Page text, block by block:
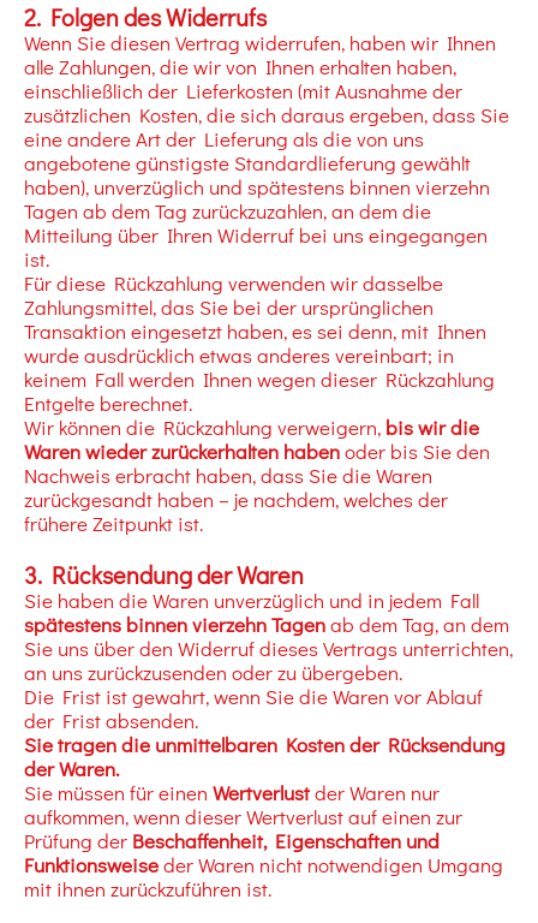
2. Folgen des Widerrufs
Wenn Sie diesen Vertrag widerrufen, haben wir Ihnen
alle Zahlungen, die wir von Ihnen erhalten haben,
einschließlich der Lieferkosten (mit Ausnahme der
zusätzlichen Kosten, die sich daraus ergeben, dass Sie
eine andere Art der Lieferung als die von uns
angebotene günstigste Standardlieferung gewählt
haben), unverzüglich und spätestens binnen vierzehn
Tagen ab dem Tag zurückzuzahlen, an dem die
Mitteilung über Ihren Widerruf bei uns eingegangen
ist.
Für diese Rückzahlung verwenden wir dasselbe
Zahlungsmittel, das Sie bei der ursprünglichen
Transaktion eingesetzt haben, es sei denn, mit Ihnen
wurde ausdrücklich etwas anderes vereinbart; in
keinem Fall werden Ihnen wegen dieser Rückzahlung
Entgelte berechnet.
Wir können die Rückzahlung verweigern, bis wir die
Waren wieder zurückerhalten habenoder bis Sie den
Nachweis erbracht haben, dass Sie die Waren
zurückgesandt haben – je nachdem, welches der
frühere Zeitpunkt ist.
3. Rücksendung der Waren
Sie haben die Waren unverzüglich und in jedem Fall
spätestens binnen vierzehn Tagenab dem Tag, an dem
Sie uns über den Widerruf dieses Vertrags unterrichten,
an uns zurückzusenden oder zu übergeben.
Die Frist ist gewahrt, wenn Sie die Waren vor Ablauf
der Frist absenden.
Sie tragen die unmittelbaren Kosten der Rücksendung
der Waren.
Sie müssen für einen Wertverlustder Waren nur
aufkommen, wenn dieser Wertverlust auf einen zur
Prüfung der Beschaffenheit, Eigenschaften und
Funktionsweiseder Waren nicht notwendigen Umgang
mit ihnen zurückzuführen ist.